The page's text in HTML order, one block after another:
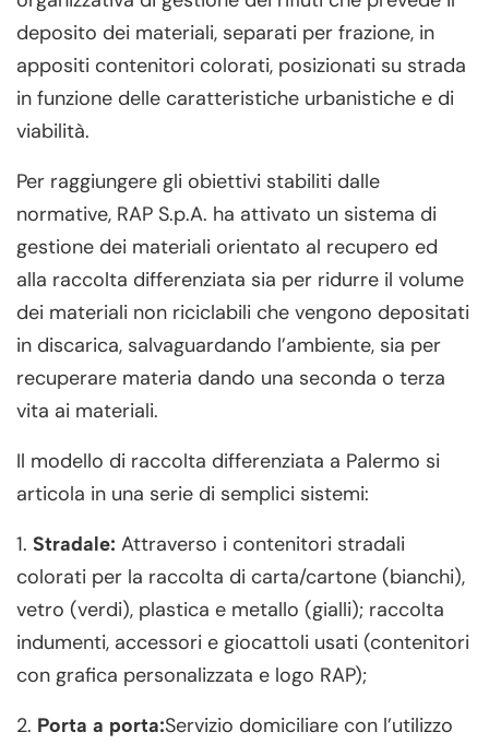
deposito dei materiali, separati per frazione, in
appositi contenitori colorati, posizionati su strada
in funzione delle caratteristiche urbanistiche e di
viabilità.
Per raggiungere gli obiettivi stabiliti dalle
normative, RAP S.p.A. ha attivato un sistema di
gestione dei materiali orientato al recupero ed
alla raccolta differenziata sia per ridurre il volume
dei materiali non riciclabili che vengono depositati
in discarica, salvaguardando l’ambiente, sia per
recuperare materia dando una seconda o terza
vita ai materiali.
Il modello di raccolta differenziata a Palermo si
articola in una serie di semplici sistemi:
1. Stradale: Attraverso i contenitori stradali
colorati per la raccolta di carta/cartone (bianchi),
vetro (verdi), plastica e metallo (gialli); raccolta
indumenti, accessori e giocattoli usati (contenitori
con grafica personalizzata e logo RAP);
2. Porta a porta:Servizio domiciliare con l’utilizzo